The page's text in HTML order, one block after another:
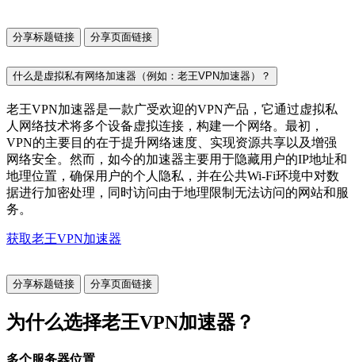
分享标题链接 分享页面链接
什么是虚拟私有网络加速器（例如：老王VPN加速器）？
老王VPN加速器是一款广受欢迎的VPN产品，它通过虚拟私
人网络技术将多个设备虚拟连接，构建一个网络。最初，
VPN的主要目的在于提升网络速度、实现资源共享以及增强
网络安全。然而，如今的加速器主要用于隐藏用户的IP地址和
地理位置，确保用户的个人隐私，并在公共Wi-Fi环境中对数
据进行加密处理，同时访问由于地理限制无法访问的网站和服
务。
获取老王VPN加速器
分享标题链接 分享页面链接
为什么选择老王VPN加速器？
多个服务器位置